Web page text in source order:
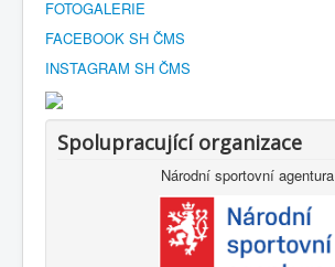
FOTOGALERIE
FACEBOOK SH ČMS
INSTAGRAM SH ČMS
Spolupracující organizace
Národní sportovní agentura